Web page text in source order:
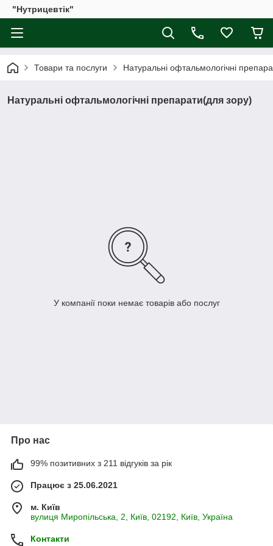
"Нутрицевтік"
Товари та послуги Натуральні офтальмологічні
Натуральні офтальмологічні препарати(для зору)
У компанії поки немає товарів або послуг
Про нас
99% позитивних з 211 відгуків за рік
Працює з 25.06.2021
м. Київ
вулиця Миропільська, 2, Київ, 02192, Київ, Україна
Контакти